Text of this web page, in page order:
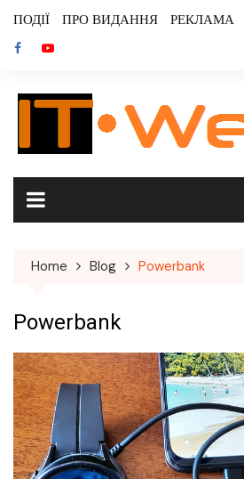
content
ПОДІЇ ПРО ВИДАННЯ РЕКЛАМА
Home Blog Powerbank
Powerbank